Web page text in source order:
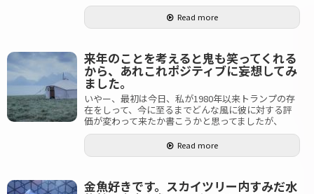
Read more
来年のことを考えると鬼も笑ってくれる
から、あれこれポジティブに妄想してみ
ました。
いやー、最初は今日、私が1980年以来トランプの存
在をしって、今に至るまでどんな風に彼に対する評
価が変わって来たか書こうかと思ってましたが、
Read more
金魚好きです。スカイツリー内すみだ水